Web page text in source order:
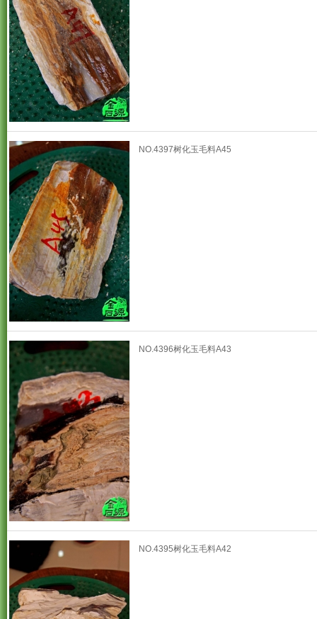
NO.4397树化玉毛料A45
NO.4396树化玉毛料A43
NO.4395树化玉毛料A42